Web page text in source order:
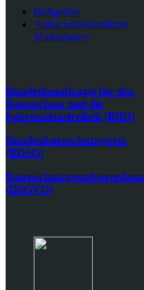
Bußgelder
Aufsichtsbehördliche
Maßnahmen
Bundesbeauftragte für den
Datenschutz und die
Informationsfreiheit (BfDI)
Bundesdatenschutzgesetz
(BDSG)
(DSGVO)